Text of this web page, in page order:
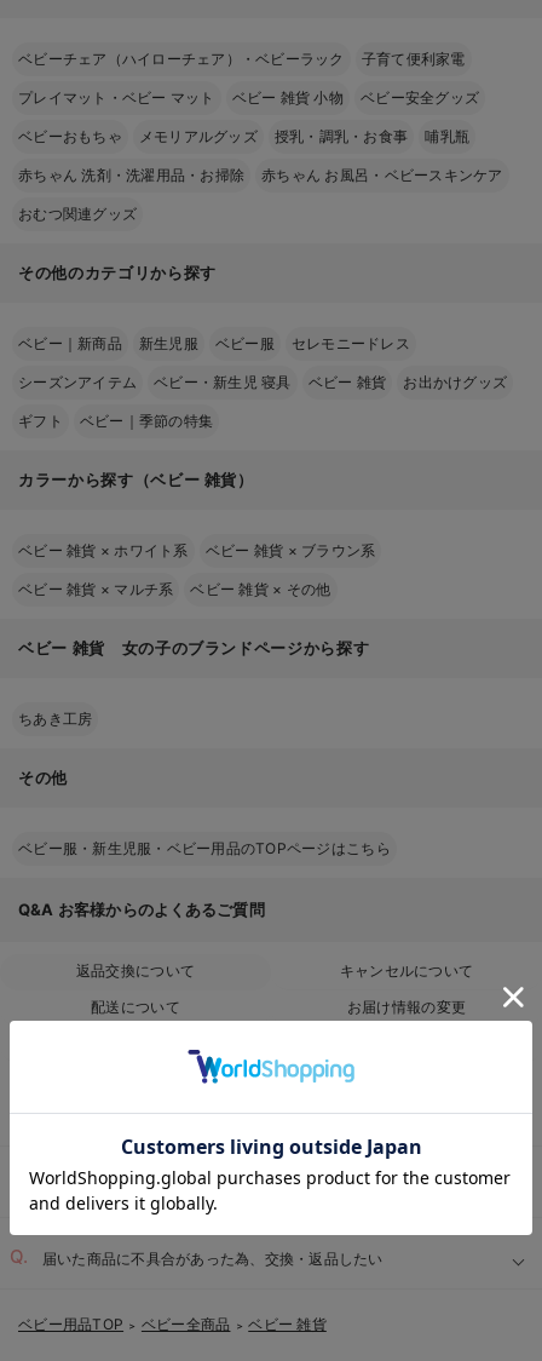
ベビーチェア（ハイローチェア）・ベビーラック 子育て便利家電
プレイマット・ベビー マット ベビー 雑貨 小物 ベビー安全グッズ
ベビーおもちゃ メモリアルグッズ 授乳・調乳・お食事 哺乳瓶
赤ちゃん 洗剤・洗濯用品・お掃除 赤ちゃん お風呂・ベビースキンケア
おむつ関連グッズ
その他のカテゴリから探す
ベビー｜新商品 新生児服 ベビー服 セレモニードレス
シーズンアイテム ベビー・新生児 寝具 ベビー 雑貨 お出かけグッズ
ギフト ベビー｜季節の特集
カラーから探す（ベビー 雑貨）
ベビー 雑貨 ×ホワイト系 ベビー 雑貨 × ブラウン系
ベビー 雑貨 × マルチ系 ベビー 雑貨 × その他
ベビー 雑貨 女の子のブランドページから探す
ちあき工房
その他
ベビー服・新生児服・ベビー用品のTOPページはこちら
Q&A お客様からのよくあるご質問
返品交換について
キャンセルについて
配送について
お届け情報の変更
返品条件はありますか？
サイズを間違って注文した為、返品・交換したい
届いた商品に不具合があった為、交換・返品したい
お気に入り商品を確認する
ベビー用品TOP ＞ ベビー全商品 ＞ ベビー 雑貨